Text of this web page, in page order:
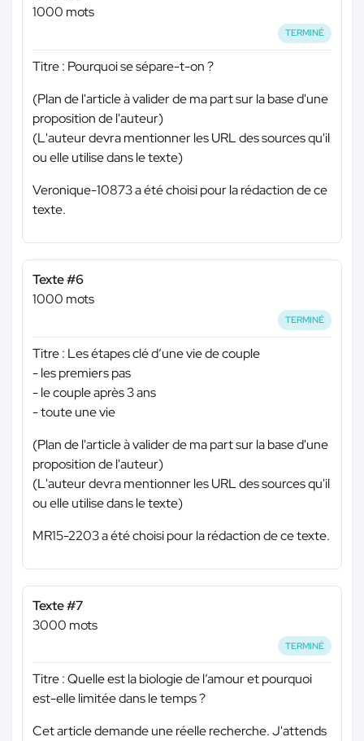
1000 mots
TERMINÉ
Titre : Pourquoi se sépare-t-on ?
(Plan de l'article à valider de ma part sur la base d'une
proposition de l'auteur)
(L'auteur devra mentionner les URL des sources qu'il
ou elle utilise dans le texte)
Veronique-10873 a été choisi pour la rédaction de ce
texte.
Texte #6
1000 mots
TERMINÉ
Titre : Les étapes clé d’une vie de couple
- les premiers pas
- le couple après 3 ans
- toute une vie
(Plan de l'article à valider de ma part sur la base d'une
proposition de l'auteur)
(L'auteur devra mentionner les URL des sources qu'il
ou elle utilise dans le texte)
MR15-2203 a été choisi pour la rédaction de ce texte.
Texte #7
3000 mots
TERMINÉ
Titre : Quelle est la biologie de l’amour et pourquoi
est-elle limitée dans le temps ?
Cet article demande une réelle recherche. J'attends